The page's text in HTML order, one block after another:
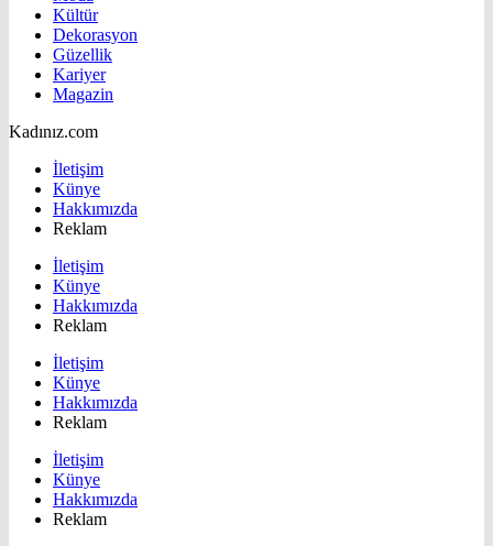
Kültür
Dekorasyon
Güzellik
Kariyer
Magazin
Kadınız.com
İletişim
Künye
Hakkımızda
Reklam
İletişim
Künye
Hakkımızda
Reklam
İletişim
Künye
Hakkımızda
Reklam
İletişim
Künye
Hakkımızda
Reklam